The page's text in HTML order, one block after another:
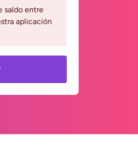
saldo entre
aplicación